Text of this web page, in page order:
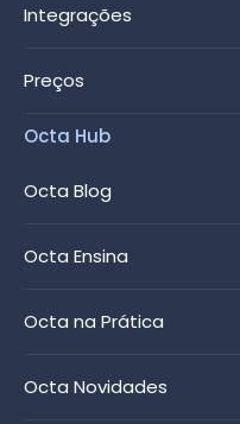
Integrações
Preços
Octa Hub
Octa Blog
Octa Ensina
Octa na Prática
Octa Novidades